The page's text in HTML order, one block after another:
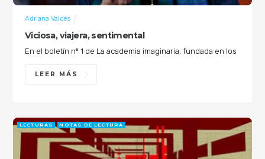
Viciosa, viajera, sentimental
Adriana Valdés
En el boletín nº 1 de La academia imaginaria, fundada en los
LEER MÁS
LECTURAS NOTAS DE LECTURA